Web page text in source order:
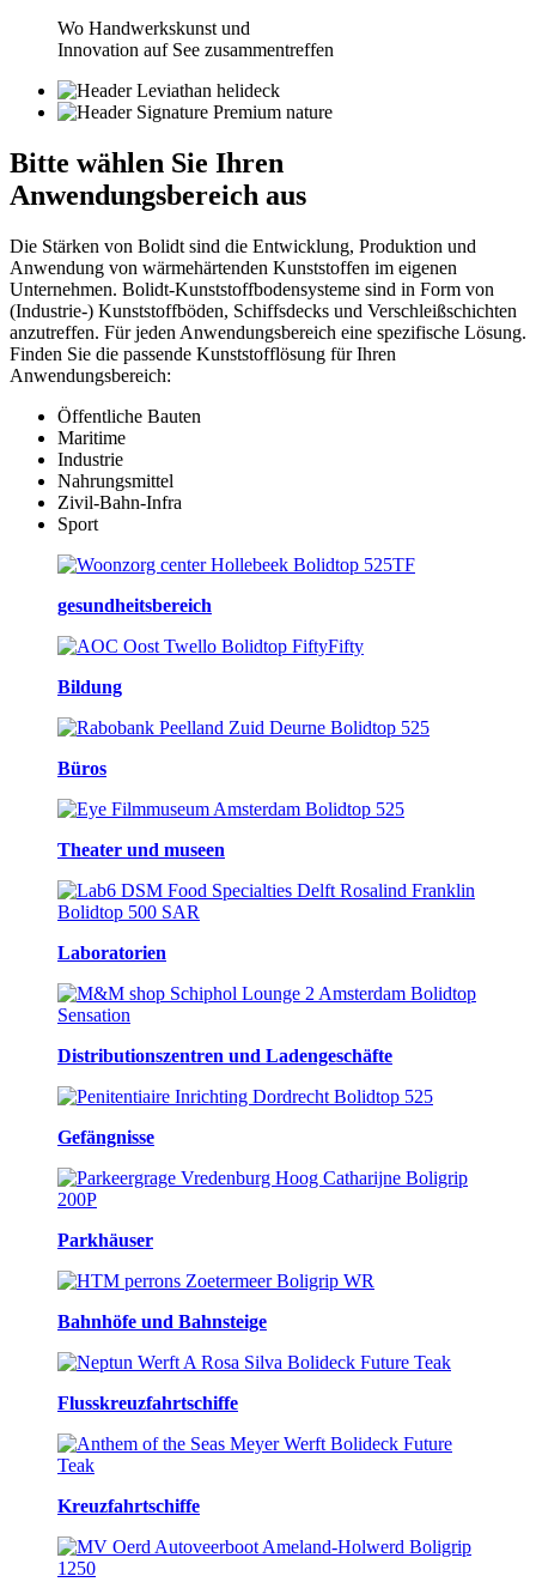
Wo Handwerkskunst und
Innovation auf See zusammentreffen
Bitte wählen Sie Ihren
Anwendungsbereich aus
Die Stärken von Bolidt sind die Entwicklung, Produktion und
Anwendung von wärmehärtenden Kunststoffen im eigenen
Unternehmen. Bolidt-Kunststoffbodensysteme sind in Form von
(Industrie-) Kunststoffböden, Schiffsdecks und Verschleißschichten
anzutreffen. Für jeden Anwendungsbereich eine spezifische Lösung.
Finden Sie die passende Kunststofflösung für Ihren
Anwendungsbereich:
Öffentliche Bauten
Maritime
Industrie
Nahrungsmittel
Zivil-Bahn-Infra
Sport
gesundheitsbereich
Bildung
Büros
Theater und museen
Laboratorien
Distributionszentren und Ladengeschäfte
Gefängnisse
Parkhäuser
Bahnhöfe und Bahnsteige
Flusskreuzfahrtschiffe
Kreuzfahrtschiffe